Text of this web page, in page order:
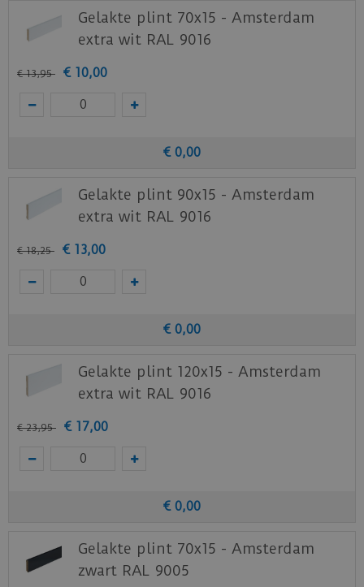
Gelakte plint 70x15 - Amsterdam
extra wit RAL 9016
€ 13,95 € 10,00
€ 0,00
Gelakte plint 90x15 - Amsterdam
extra wit RAL 9016
€ 18,25 € 13,00
€ 0,00
Gelakte plint 120x15 - Amsterdam
extra wit RAL 9016
€ 23,95 € 17,00
€ 0,00
Gelakte plint 70x15 - Amsterdam
zwart RAL 9005